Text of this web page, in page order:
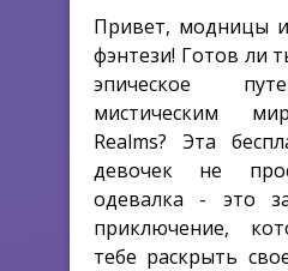
Привет, модницы
фэнтези! Готов ли
эпическое
мистическим
Realms? Эта
девочек не
одевалка - это
приключение,
тебе раскрыть